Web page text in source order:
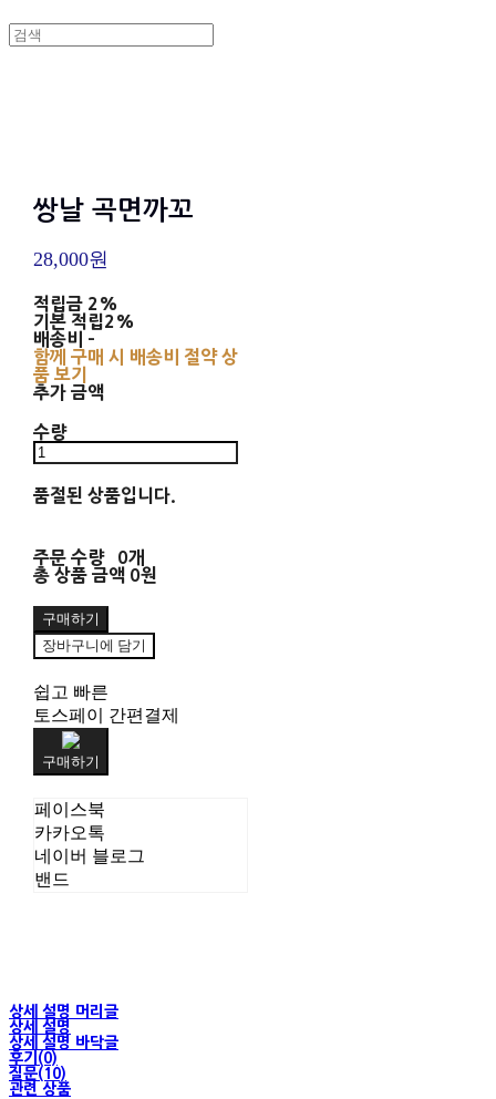
쌍날 곡면까꼬
28,000원
적립금 2%
기본 적립2%
배송비 -
함께 구매 시 배송비 절약 상
품 보기
추가 금액
수량
품절된 상품입니다.
주문 수량
0개
총 상품 금액 0원
구매하기
장바구니에 담기
쉽고 빠른
토스페이 간편결제
구매하기
페이스북
카카오톡
네이버 블로그
밴드
상세 설명 머리글
상세 설명
상세 설명 바닥글
후기(0)
질문(10)
관련 상품